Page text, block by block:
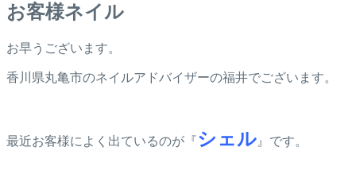
お客様ネイル
お早うございます。
香川県丸亀市のネイルアドバイザーの福井でございます。
最近お客様によく出ているのが『シェル 』です。